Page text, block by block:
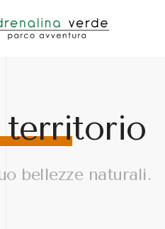
bellezze naturali.